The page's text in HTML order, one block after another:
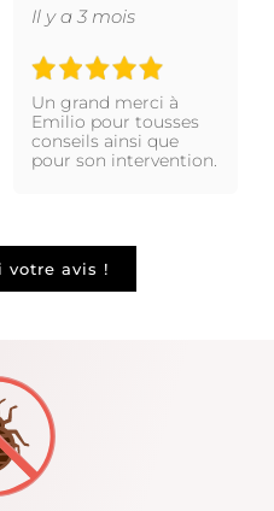
Il y a 3 mois
Un grand merci à
Emilio pour tousses
conseils ainsi que
pour son intervention.
votre avis !